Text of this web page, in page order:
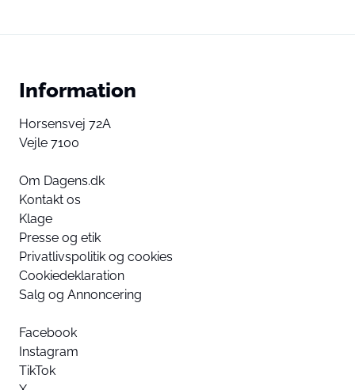
Information
Horsensvej 72A
Vejle 7100
Om Dagens.dk
Kontakt os
Klage
Presse og etik
Privatlivspolitik og cookies
Cookiedeklaration
Salg og Annoncering
Facebook
Instagram
TikTok